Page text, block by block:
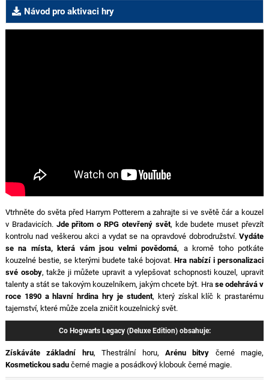
Návod pro aktivaci hry
Vtrhněte do světa před Harrym Potterem a zahrajte si ve světě čár a kouzel
v Bradavicích. Jde přitom o RPG otevřený svět, kde budete muset převzít
kontrolu nad veškerou akci a vydat se na opravdové dobrodružství.Vydáte
se na místa, která vám jsou velmi povědomá, a kromě toho potkáte
kouzelné bestie, se kterými budete také bojovat.Hra nabízí i personalizaci
své osoby, takže ji můžete upravit a vylepšovat schopnosti kouzel, upravit
talenty a stát se takovým kouzelníkem, jakým chcete být. Hra se odehrává v
roce 1890 a hlavní hrdina hry je student, který získal klíč k prastarému
tajemství, které může zcela zničit kouzelnický svět.
Co Hogwarts Legacy (Deluxe Edition) obsahuje:
Získáváte základní hru, Thestrální horu, Arénu bitvy černé magie,
Kosmetickou sadučerné magie a posádkový klobouk černé magie.